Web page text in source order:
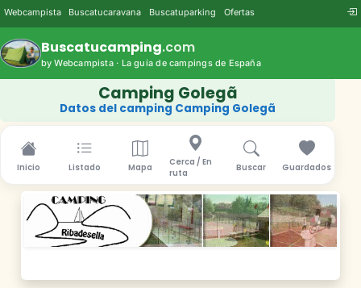
Webcampista Buscatucaravana Buscatuparking Ofertas
Buscatucamping.com
by Webcampista · La guía de campings de España
Camping Golegã
Datos del camping Camping Golegã
Inicio Listado Mapa
Cerca / En
ruta
Buscar Guardados